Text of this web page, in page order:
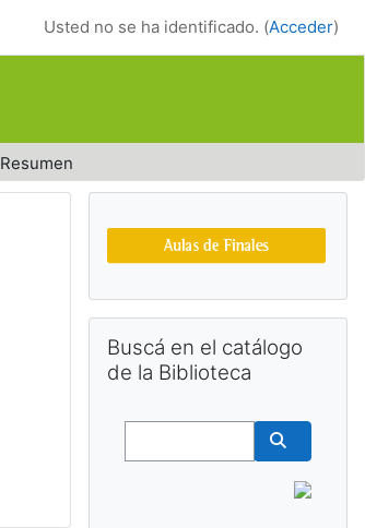
Usted no se ha identificado. (Acceder)
Resumen
Buscá en el catálogo
de la Biblioteca
Buscar
Buscar